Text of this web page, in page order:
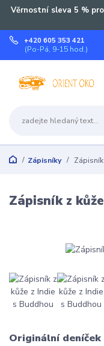
Věrnostní sleva 5 %
+420 605 353 421
(Po-Pá, 9-15 hod.)
Zápisníky
Zápisník z
Originální deníček